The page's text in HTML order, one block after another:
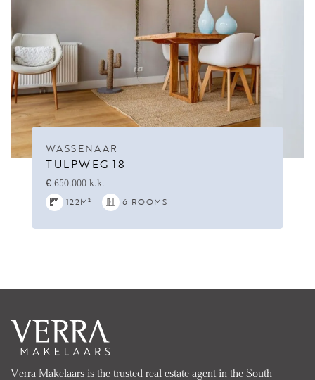
WASSENAAR
TULPWEG 18
€ 650.000 k.k.
122M² 6 ROOMS
Verra Makelaars is the trusted real estate agent in the South